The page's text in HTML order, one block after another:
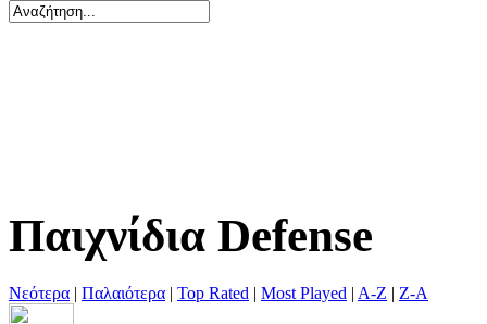
Παιχνίδια Defense
Νεότερα | Παλαιότερα | Top Rated | Most Played | A-Z | Z-A